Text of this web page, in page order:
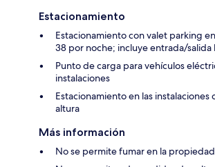
Estacionamiento
Estacionamiento con valet parking
38 por noche; incluye entrada/salida
Punto de carga para vehículos
instalaciones
Estacionamiento en las
altura
Más información
No se permite fumar en la propiedad